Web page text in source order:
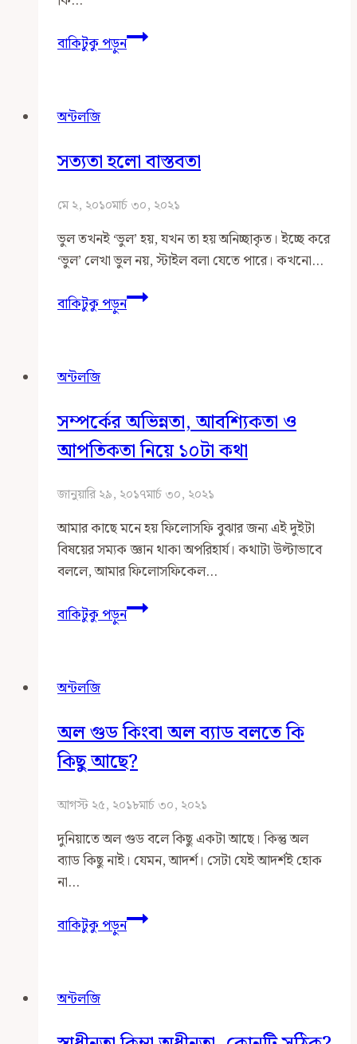
বাকিটুকু পড়ুনযুক্তির
যৌক্তিকতা
অন্টলজি
সত্যতা হলো বাস্তবতা
মে ২, ২০১০মার্চ ৩০, ২০২১
ভুল তখনই ‘ভুল’ হয়, যখন তা হয় অনিচ্ছাকৃত। ইচ্ছে করে
‘ভুল’ লেখা ভুল নয়, স্টাইল বলা যেতে পারে। কখনো…
বাকিটুকু পড়ুনসত্যতা
হলো
অন্টলজি
সম্পর্কের অভিন্নতা, আবশ্যিকতা ও
আপতিকতা নিয়ে ১০টা কথা
জানুয়ারি ২৯, ২০১৭মার্চ ৩০, ২০২১
আমার কাছে মনে হয় ফিলোসফি বুঝার জন্য এই দুইটা
বিষয়ের সম্যক জ্ঞান থাকা অপরিহার্য। কথাটা উল্টাভাবে
বললে, আমার ফিলোসফিকেল…
বাকিটুকু পড়ুনসম্পর্কের
অভিন্নতা,
১০টা
কথা
অন্টলজি
অল গুড কিংবা অল ব্যাড বলতে কি
কিছু আছে?
আগস্ট ২৫, ২০১৮মার্চ ৩০, ২০২১
দুনিয়াতে অল গুড বলে কিছু একটা আছে। কিন্তু অল
ব্যাড কিছু নাই। যেমন, আদর্শ। সেটা যেই আদর্শই হোক
না…
বাকিটুকু পড়ুনঅল
গুড
অন্টলজি